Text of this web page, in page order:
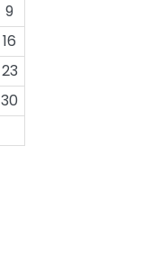
9
16
23
30